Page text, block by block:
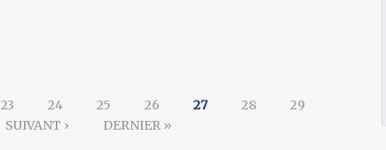
23 24 25 26 27 28
29
SUIVANT › DERNIER »